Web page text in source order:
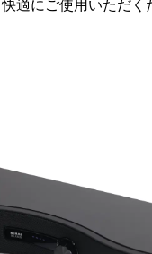
適にご使用いただく